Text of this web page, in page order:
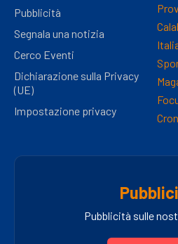
Pubblicità
Segnala una notizia
Cerco Eventi
Dichiarazione sulla Privacy
(UE)
Impostazione privacy
Pubblicità sulle